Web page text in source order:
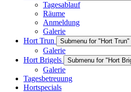
Tagesablauf
Räume
Anmeldung
Galerie
Hort Trun
Submenu for "Hort Trun"
Galerie
Hort Brigels
Submenu for "Hort
Galerie
Tagesbetreuung
Hortspecials